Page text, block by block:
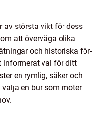
av största vikt för dess
att överväga olika
och historiska för-
informerat val för ditt
en rymlig, säker och
en bur som möter